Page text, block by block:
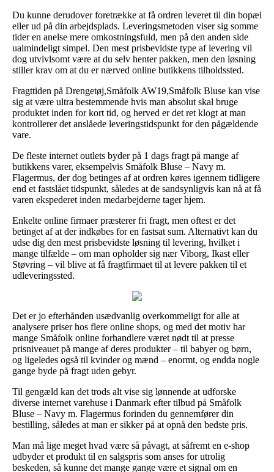
Du kunne derudover foretrække at få ordren leveret til din bopæl
eller ud på din arbejdsplads. Leveringsmetoden viser sig somme
tider en anelse mere omkostningsfuld, men på den anden side
ualmindeligt simpel. Den mest prisbevidste type af levering vil
dog utvivlsomt være at du selv henter pakken, men den løsning
stiller krav om at du er nærved online butikkens tilholdssted.
Fragttiden på Drengetøj,Småfolk AW19,Småfolk Bluse kan vise
sig at være ultra bestemmende hvis man absolut skal bruge
produktet inden for kort tid, og herved er det ret klogt at man
kontrollerer det anslåede leveringstidspunkt for den pågældende
vare.
De fleste internet outlets byder på 1 dags fragt på mange af
butikkens varer, eksempelvis Småfolk Bluse – Navy m.
Flagermus, der dog betinges af at ordren køres igennem tidligere
end et fastslået tidspunkt, således at de sandsynligvis kan nå at få
varen ekspederet inden medarbejderne tager hjem.
Enkelte online firmaer præsterer fri fragt, men oftest er det
betinget af at der indkøbes for en fastsat sum. Alternativt kan du
udse dig den mest prisbevidste løsning til levering, hvilket i
mange tilfælde – om man opholder sig nær Viborg, Ikast eller
Støvring – vil blive at få fragtfirmaet til at levere pakken til et
udleveringssted.
Det er jo efterhånden usædvanlig overkommeligt for alle at
analysere priser hos flere online shops, og med det motiv har
mange Småfolk online forhandlere været nødt til at presse
prisniveauet på mange af deres produkter – til babyer og børn,
og ligeledes også til kvinder og mænd – enormt, og endda nogle
gange byde på fragt uden gebyr.
Til gengæld kan det trods alt vise sig lønnende at udforske
diverse internet varehuse i Danmark efter tilbud på Småfolk
Bluse – Navy m. Flagermus forinden du gennemfører din
bestilling, således at man er sikker på at opnå den bedste pris.
Man må lige meget hvad være så påvagt, at såfremt en e-shop
udbyder et produkt til en salgspris som anses for utrolig
beskeden, så kunne det mange gange være et signal om en